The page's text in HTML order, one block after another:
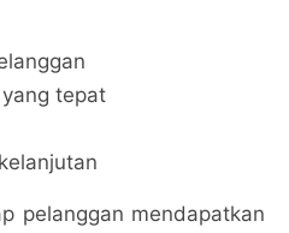
tepat
pelanggan mendapatkan